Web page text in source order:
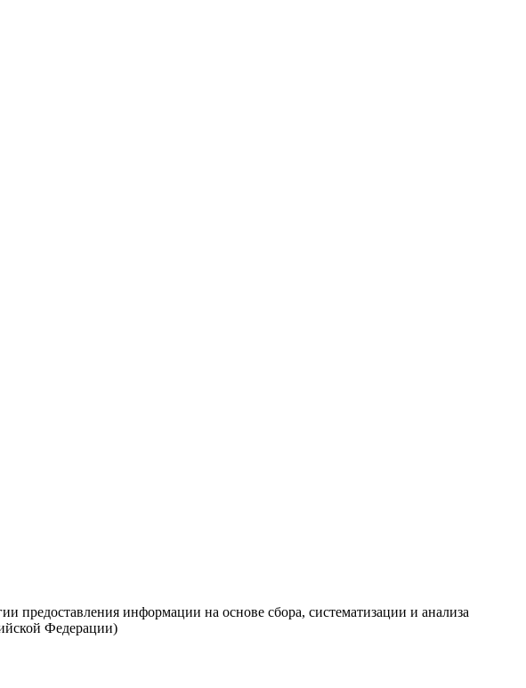
предоставления информации на основе сбора, систематизации и анализа
Федерации)